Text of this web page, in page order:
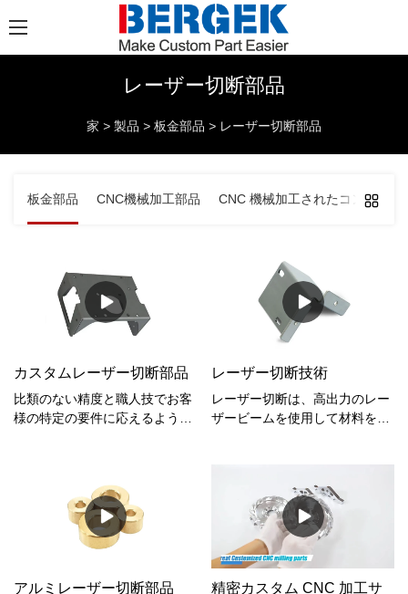
レーザー切断部品
家 > 製品 > 板金部品 > レーザー切断部品
板金部品 CNC機械加工部品 CNC 機械加工されたコンポーネ
カスタムレーザー切断部品
比類のない精度と職人技でお客
様の特定の要件に応えるように
由に活用できるため、当社はお
客様の製造およびクリエイティ
ブなニーズを満たす、さまざま
なカスタマイズされたソリュー
レーザー切断技術
レーザー切断は、高出力のレー
ザービームを使用して材料を高
して高強度の光ビームを集束さ
せ、エネルギーを小さな集束ス
ポットに集中させることによっ
て生成されます。次に、このス
ポットが材料に向けられ、そこ
で材料が溶融または蒸発して正
アルミレーザー切断部品
精密カスタム CNC 加工サ